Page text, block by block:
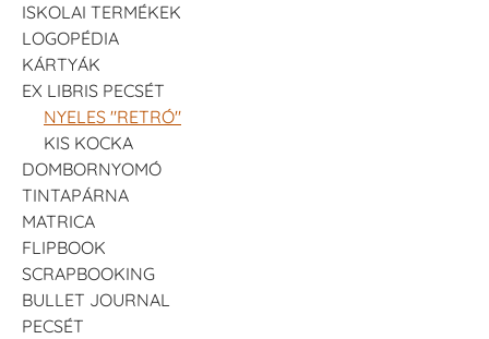
ISKOLAI TERMÉKEK
LOGOPÉDIA
KÁRTYÁK
EX LIBRIS PECSÉT
NYELES "RETRÓ"
KIS KOCKA
DOMBORNYOMÓ
TINTAPÁRNA
MATRICA
FLIPBOOK
SCRAPBOOKING
BULLET JOURNAL
PECSÉT